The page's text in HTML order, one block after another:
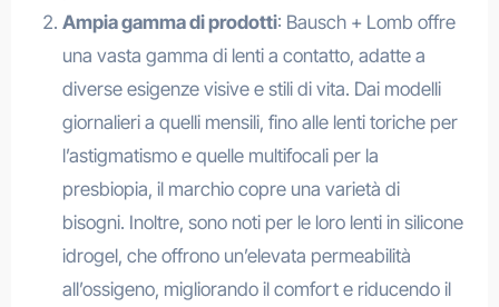
Ampia gamma di prodotti: Bausch + Lomb offre
una vasta gamma di lenti a contatto, adatte a
diverse esigenze visive e stili di vita. Dai modelli
giornalieri a quelli mensili, fino alle lenti toriche per
l’astigmatismo e quelle multifocali per la
presbiopia, il marchio copre una varietà di
bisogni. Inoltre, sono noti per le loro lenti in silicone
idrogel, che offrono un’elevata permeabilità
all’ossigeno, migliorando il comfort e riducendo il